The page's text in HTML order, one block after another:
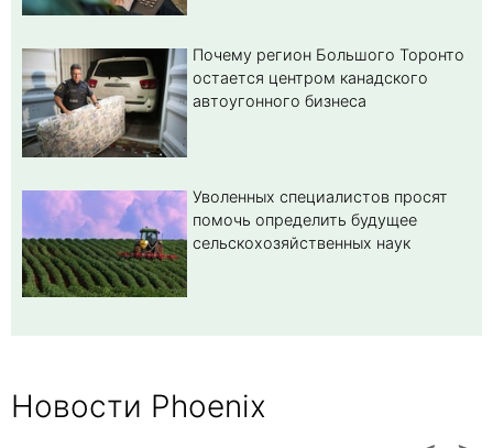
Почему регион Большого Торонто
остается центром канадского
автоугонного бизнеса
Уволенных специалистов просят
помочь определить будущее
сельскохозяйственных наук
Новости Phoenix